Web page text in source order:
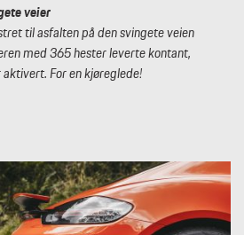
veier
til asfalten på den svingete veien
med 365 hester leverte kontant,
For en kjøreglede!